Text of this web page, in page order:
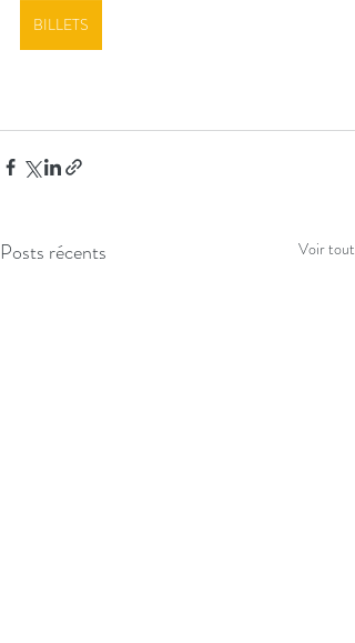
BILLETS
Posts récents Voir tout